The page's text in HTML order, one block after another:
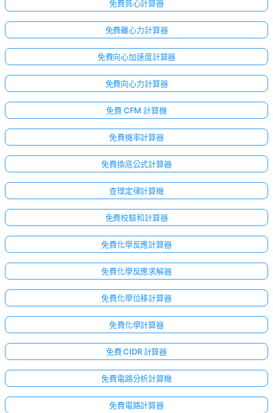
免費質心計算器
免費離心力計算器
免費向心加速度計算器
免費向心力計算器
免費 CFM 計算機
免費機率計算器
免費換底公式計算器
查理定律計算機
免費校驗和計算器
免費化學反應計算器
免費化學反應求解器
免費化學位移計算器
免費化學計算器
免費 CIDR 計算器
免費電路分析計算機
免費電路計算器